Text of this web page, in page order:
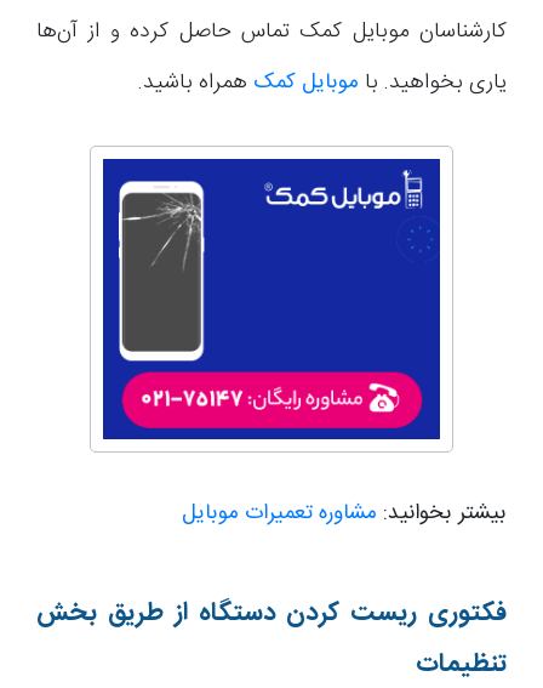
کارشناسان موبایل کمک تماس حاصل کرده و از آن‌ها
یاری بخواهید. با موبایل کمک همراه باشید.
بیشتر بخوانید: مشاوره تعمیرات موبایل
فکتوری ریست کردن دستگاه از طریق بخش
تنظیمات